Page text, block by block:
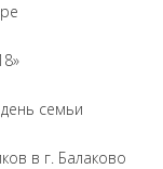
семьи
в г. Балаково